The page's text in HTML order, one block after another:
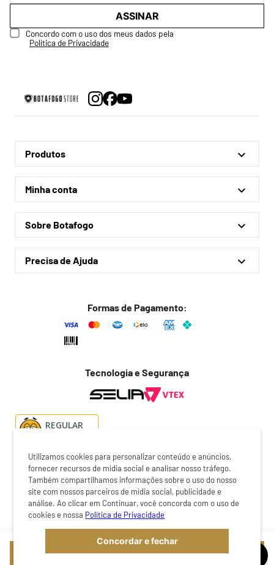
Utilizamos cookies para personalizar conteúdo e anúncios,
fornecer recursos de mídia social e analisar nosso tráfego.
Também compartilhamos informações sobre o uso do nosso
site com nossos parceiros de mídia social, publicidade e
análise. Ao clicar em Continuar, você concorda com o uso de
cookies e nossa Política de Privacidade
Concordar e fechar
COMPRAR
ASSINAR
Concordo com o uso dos meus dados pela
Política de Privacidade
Produtos
Linha Oficial
Treino e Viagem
Coleções
Minha conta
Minha conta
Meus pedidos
Sobre Botafogo
Quem somos
Lojas físicas
Precisa de Ajuda
Trocas e devoluções
Formas de Pagamento:
Tecnologia e Segurança
REGULAR
O preço exibido no checkout é o valor válido para a compra do
produto. Certifique-se de revisar cuidadosamente antes de
finalizar a transação. A loja online Botafogo é operada pela
Selia Fullcommerce | CNPJ: 44.705.141/0002-66 | 2026 ©
Copyright Botafogo. Todos os direitos reservados.